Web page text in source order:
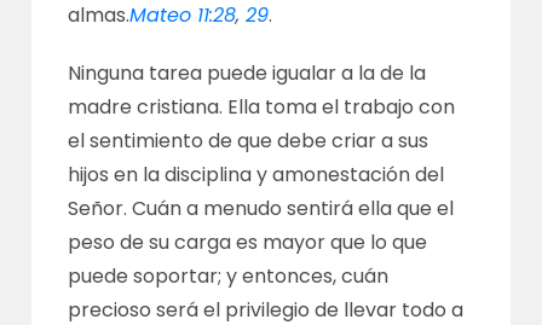
almas.Mateo 11:28,29.
Ninguna tarea puede igualar a la de la
madre cristiana. Ella toma el trabajo con
el sentimiento de que debe criar a sus
hijos en la disciplina y amonestación del
Señor. Cuán a menudo sentirá ella que el
peso de su carga es mayor que lo que
puede soportar; y entonces, cuán
precioso será el privilegio de llevar todo a